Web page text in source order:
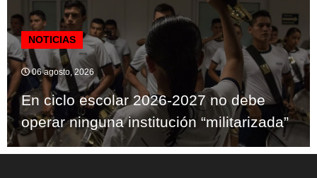
NOTICIAS
06 agosto, 2026
En ciclo escolar 2026-2027 no debe
operar ninguna institución “militarizada”